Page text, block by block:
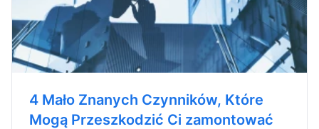
4 Mało Znanych Czynników, Które
Mogą Przeszkodzić Ci zamontować